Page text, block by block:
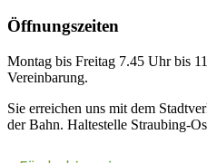
Öffnungszeiten
Montag bis Freitag 7.45 Uhr bis
Vereinbarung.
Sie erreichen uns mit dem
der Bahn. Haltestelle Straubing-